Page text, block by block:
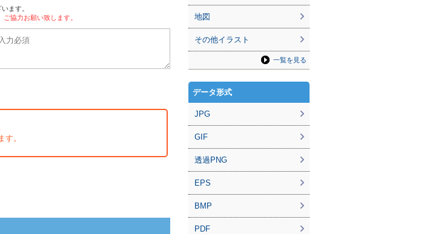
ます。
協力お願い致します。
す。
地図
その他イラスト
一覧を見る
データ形式
JPG
GIF
透過PNG
EPS
BMP
PDF